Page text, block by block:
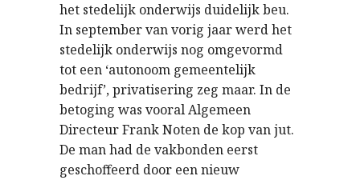
het stedelijk onderwijs duidelijk beu.
In september van vorig jaar werd het
stedelijk onderwijs nog omgevormd
tot een ‘autonoom gemeentelijk
bedrijf’, privatisering zeg maar. In de
betoging was vooral Algemeen
Directeur Frank Noten de kop van jut.
De man had de vakbonden eerst
geschoffeerd door een nieuw